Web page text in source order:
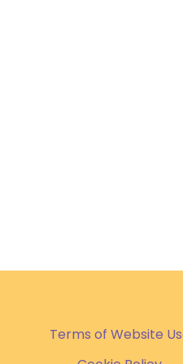
Terms of Website